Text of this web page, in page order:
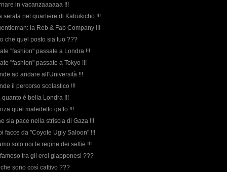
in vacanzaaaaaa !!!
serata nel quartiere di Kabukicho !!!
la Reb & Fab Company !!!
che quel posto sia tuo ???
"fashion" passate a Londra !!!
"fashion" passate a Tokyo !!!
ad andare all'Università !!!
il percorso scolastico !!!
quanto è bella Londra !!!
quel maledetto gatto !!!
sia pace nella striscia di Gaza !!!
facce da "Coyote Ugly Saloon" !!!
solo noi le regine dei selfie !!!
tra gli eroi giapponesi ???
sono così cattivo ???